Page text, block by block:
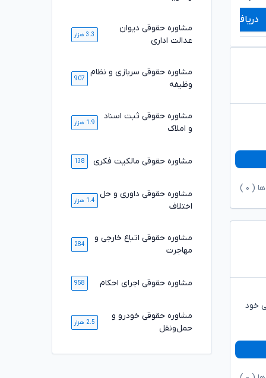
دریافت مشاوره
( ۰
خود
مشاوره حقوقی دیوان
عدالت اداری
3.3 هزار
مشاوره حقوقی سربازی و نظام
وظیفه
907
مشاوره حقوقی ثبت اسناد
و املاک
1.9 هزار
مشاوره حقوقی مالکیت فکری 138
مشاوره حقوقی داوری و حل
اختلاف
1.4 هزار
مشاوره حقوقی اتباع خارجی و
مهاجرت
284
مشاوره حقوقی اجرای احکام 958
مشاوره حقوقی خودرو و
حمل‌ونقل
2.5 هزار